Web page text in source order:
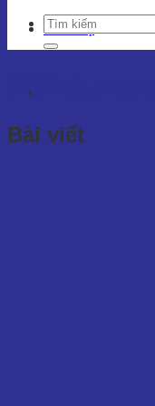
Liên hệ
Nội dung
Bài viết